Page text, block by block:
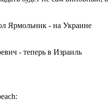
Ярмольник - на Украине
- теперь в Израиль